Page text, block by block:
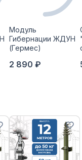
Модуль
Гибернации ЖДУН
(Гермес)
2 890 ₽